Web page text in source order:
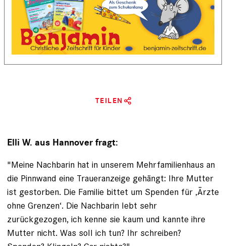
TEILEN
Elli W. aus Hannover fragt:
"Meine Nachbarin hat in unserem Mehrfamilienhaus an
die Pinnwand eine Traueranzeige gehängt: Ihre Mutter
ist gestorben. Die Familie bittet um Spenden für ‚Ärzte
ohne Grenzen‘. Die Nachbarin lebt sehr
zurückgezogen, ich kenne sie kaum und kannte ihre
Mutter nicht. Was soll ich tun? Ihr schreiben?